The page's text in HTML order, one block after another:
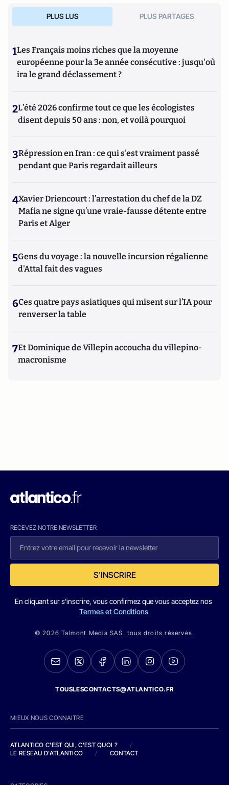
PLUS LUS PLUS PARTAGES
1Les Français moins riches que la moyenne
européenne pour la 3e année consécutive : jusqu'où
ira le grand déclassement ?
2L’été 2026 confirme tout ce que les écologistes
disent depuis 50 ans : non, et voilà pourquoi
3Répression en Iran : ce qui s'est vraiment passé
pendant que Paris regardait ailleurs
4Xavier Driencourt : l’arrestation du chef de la DZ
Mafia ne signe qu’une vraie-fausse détente entre
Paris et Alger
5Gens du voyage : la nouvelle incursion régalienne
d'Attal fait des vagues
6Ces quatre pays asiatiques qui misent sur l’IA pour
renverser la table
7Et Dominique de Villepin accoucha du villepino-
macronisme
RECEVEZ NOTRE NEWSLETTER
S'INSCRIRE
En cliquant sur s'inscrire, vous confirmez que vous acceptez nos
Termes et Conditions
© 2026 Talmont Media SAS. tous droits réservés.
TOUSLESCONTACTS@ATLANTICO.FR
MIEUX NOUS CONNAITRE
ATLANTICO C'EST QUI, C'EST QUOI ?
/
LE RESEAU D'ATLANTICO
/ CONTACT